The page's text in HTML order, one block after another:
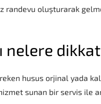
randevu oluşturarak
nelere
husus orjinal yada
sunan bir servis ile